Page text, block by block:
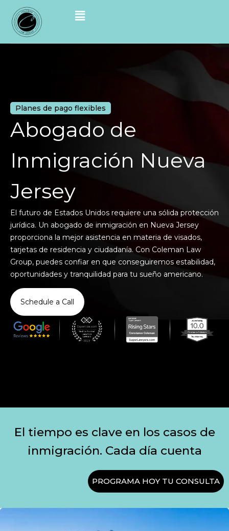
Planes de pago flexibles
Abogado de
Inmigración Nueva
Jersey
El futuro de Estados Unidos requiere una sólida protección
jurídica. Un abogado de inmigración en Nueva Jersey
proporciona la mejor asistencia en materia de visados,
tarjetas de residencia y ciudadanía. Con Coleman Law
Group, puedes confiar en que conseguiremos estabilidad,
oportunidades y tranquilidad para tu sueño americano.
Schedule a Call
El tiempo es clave en los casos de
inmigración. Cada día cuenta
PROGRAMA HOY TU CONSULTA